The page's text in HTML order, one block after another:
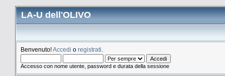
LA-U dell'OLIVO
Benvenuto!Accedi o registrati
Accesso con nome utente, password e durata della sessione